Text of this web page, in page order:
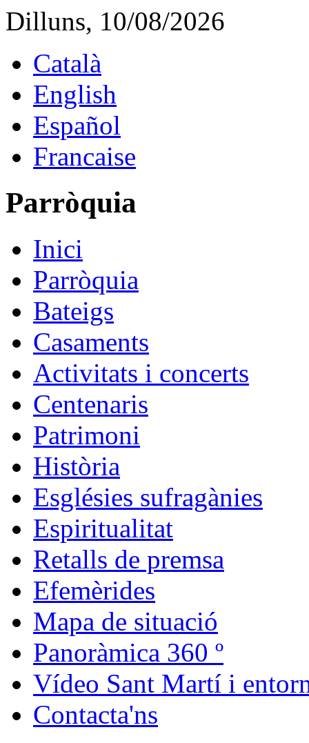
Dilluns, 10/08/2026
Català
English
Español
Francaise
Parròquia
Inici
Parròquia
Bateigs
Casaments
Activitats i concerts
Centenaris
Patrimoni
Història
Esglésies sufragànies
Espiritualitat
Retalls de premsa
Efemèrides
Mapa de situació
Panoràmica 360 º
Vídeo Sant Martí i
Contacta'ns